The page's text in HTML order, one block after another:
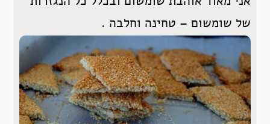
של שומשום – טחינה וחלבה .